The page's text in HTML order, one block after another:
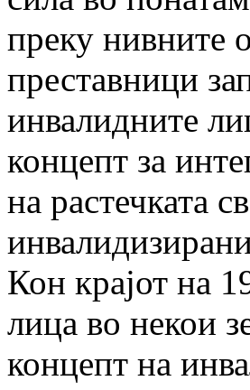
преку нивните
преставници
инвалидните
концепт за
на растечката
Кон крајот на
лица во некои
концепт на